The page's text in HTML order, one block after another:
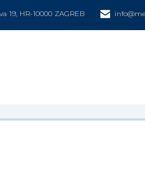
19, HR-10000 ZAGREB